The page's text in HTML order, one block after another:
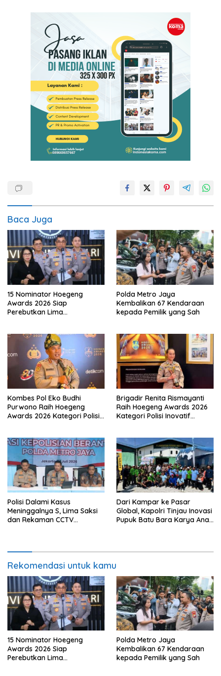
Baca Juga
15 Nominator Hoegeng
Awards 2026 Siap
Perebutkan Lima
Polda Metro Jaya
Kembalikan 67 Kendaraan
kepada Pemilik yang Sah
Kombes Pol Eko Budhi
Purwono Raih Hoegeng
Awards 2026 Kategori Polisi
Brigadir Renita Rismayanti
Raih Hoegeng Awards 2026
Kategori Polisi Inovatif
Polisi Dalami Kasus
Meninggalnya S, Lima Saksi
dan Rekaman CCTV
Dari Kampar ke Pasar
Global, Kapolri Tinjau Inovasi
Pupuk Batu Bara Karya Anak
Rekomendasi untuk kamu
15 Nominator Hoegeng
Awards 2026 Siap
Perebutkan Lima
Polda Metro Jaya
Kembalikan 67 Kendaraan
kepada Pemilik yang Sah